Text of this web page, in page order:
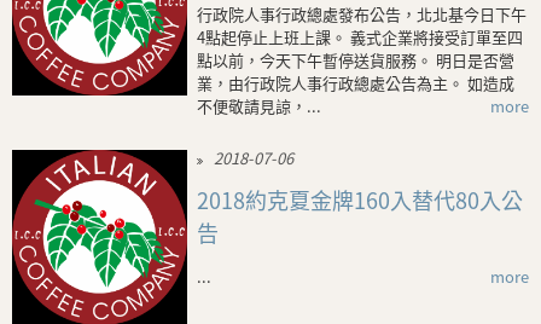
行政院人事行政總處發布公告，北北基今日下午
4點起停止上班上課。 義式企業將接受訂單至四
點以前，今天下午暫停送貨服務。 明日是否營
業，由行政院人事行政總處公告為主。 如造成
不便敬請見諒，...
more
2018-07-06
2018約克夏金牌160入替代80入公
告
... more